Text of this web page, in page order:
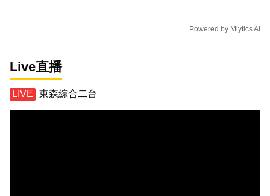
Powered by Mlytics AI
Live直播
東森綜合二台